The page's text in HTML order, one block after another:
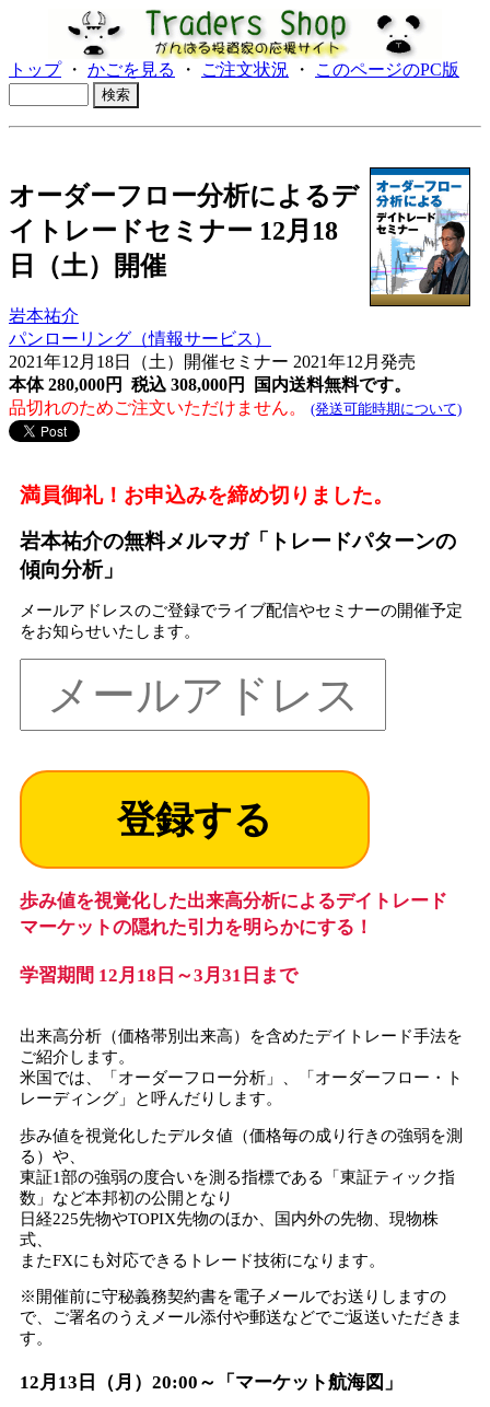
トップ・ かごを見る ・ ご注文状況 ・ このページのPC版
オーダーフロー分析によるデ
イトレードセミナー 12月18
日（土）開催
岩本祐介
パンローリング（情報サービス）
2021年12月18日（土）開催セミナー 2021年12月発売
本体 280,000円 税込 308,000円
国内送料無料です。
品切れのためご注文いただけません。
(発送可能時期について)
満員御礼！お申込みを締め切りました。
岩本祐介の無料メルマガ「トレードパターンの
傾向分析」
メールアドレスのご登録でライブ配信やセミナーの開催予定
をお知らせいたします。
歩み値を視覚化した出来高分析によるデイトレード
マーケットの隠れた引力を明らかにする！
学習期間 12月18日～3月31日まで
出来高分析（価格帯別出来高）を含めたデイトレード手法を
ご紹介します。
米国では、「オーダーフロー分析」、「オーダーフロー・ト
レーディング」と呼んだりします。
歩み値を視覚化したデルタ値（価格毎の成り行きの強弱を測
る）や、
東証1部の強弱の度合いを測る指標である「東証ティック指
数」など本邦初の公開となり
日経225先物やTOPIX先物のほか、国内外の先物、現物株
式、
またFXにも対応できるトレード技術になります。
※開催前に守秘義務契約書を電子メールでお送りしますの
で、ご署名のうえメール添付や郵送などでご返送いただきま
す。
12月13日（月）20:00～「マーケット航海図」